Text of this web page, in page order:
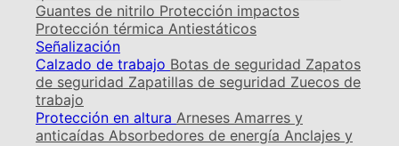
Guantes de nitrilo Protección impactos
Protección térmica Antiestáticos
Señalización
Calzado de trabajo Botas de seguridad Zapatos
de seguridad Zapatillas de seguridad Zuecos de
trabajo
Protección en altura Arneses Amarres y
anticaídas Absorbedores de energía Anclajes y